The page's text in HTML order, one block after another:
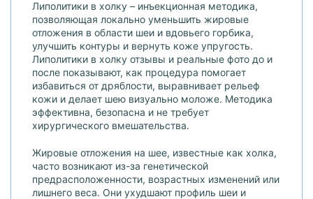
Липолитики в холку – инъекционная методика,
позволяющая локально уменьшить жировые
отложения в области шеи и вдовьего горбика,
улучшить контуры и вернуть коже упругость.
Липолитики в холку отзывы и реальные фото до и
после показывают, как процедура помогает
избавиться от дряблости, выравнивает рельеф
кожи и делает шею визуально моложе. Методика
эффективна, безопасна и не требует
хирургического вмешательства.
Жировые отложения на шее, известные как холка,
часто возникают из-за генетической
предрасположенности, возрастных изменений или
лишнего веса. Они ухудшают профиль шеи и